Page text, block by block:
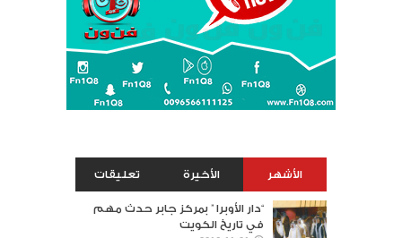
الأشهر الأخيرة تعليقات
“دار الأوبرا ” بمركز جابر حدث مهم
في تاريخ الكويت